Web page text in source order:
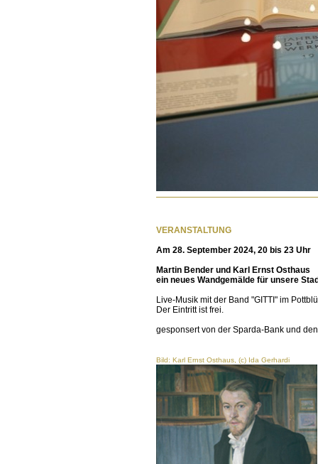
VERANSTALTUNG
Am 28. September 2024, 20 bis 23 Uhr
Martin Bender und Karl Ernst Osthaus
ein neues Wandgemälde für unsere
Live-Musik mit der Band "GITTI" im
Der Eintritt ist frei.
gesponsert von der Sparda-Bank und
Bild: Karl Ernst Osthaus, (c) Ida Gerhardi